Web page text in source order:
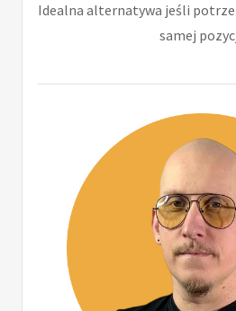
Idealna alternatywa jeśli
samej